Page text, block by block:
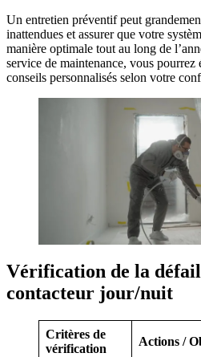
Un entretien préventif peut
inattendues et assurer que votre
manière optimale tout au long de
service de maintenance, vous pourrez
conseils personnalisés selon votre
Vérification de la
contacteur jour/nuit
Critères de
vérification
Actions /